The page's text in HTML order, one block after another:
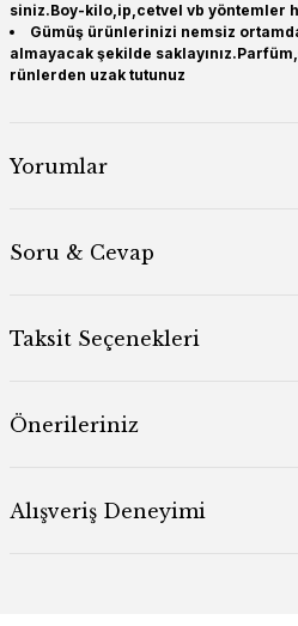
siniz.Boy-kilo,ip,cetvel vb yöntemler
Gümüş ürünlerinizi nemsiz
almayacak şekilde
rünlerden uzak tutunuz
Yorumlar
Soru & Cevap
Taksit Seçenekleri
Önerileriniz
Alışveriş Deneyimi